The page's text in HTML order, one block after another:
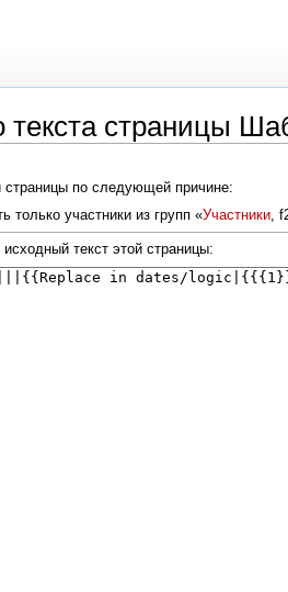
текста страницы
страницы по следующей причине:
только участники из групп «Участники ,
текст этой страницы: